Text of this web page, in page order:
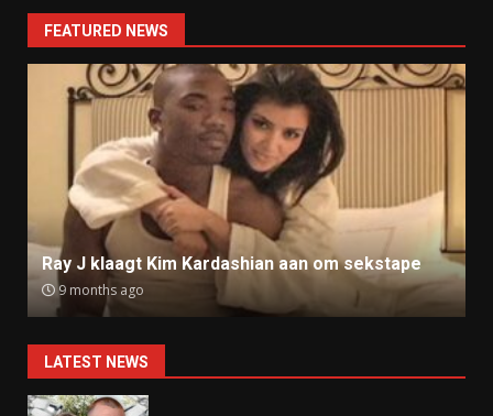
navigation
FEATURED NEWS
Ray J klaagt Kim Kardashian aan om sekstape
9 months ago
LATEST NEWS